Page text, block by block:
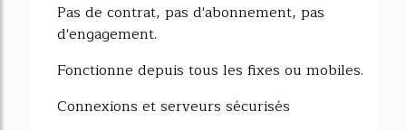
Pas de contrat, pas d'abonnement, pas
d'engagement.
Fonctionne depuis tous les fixes ou mobiles.
Connexions et serveurs sécurisés